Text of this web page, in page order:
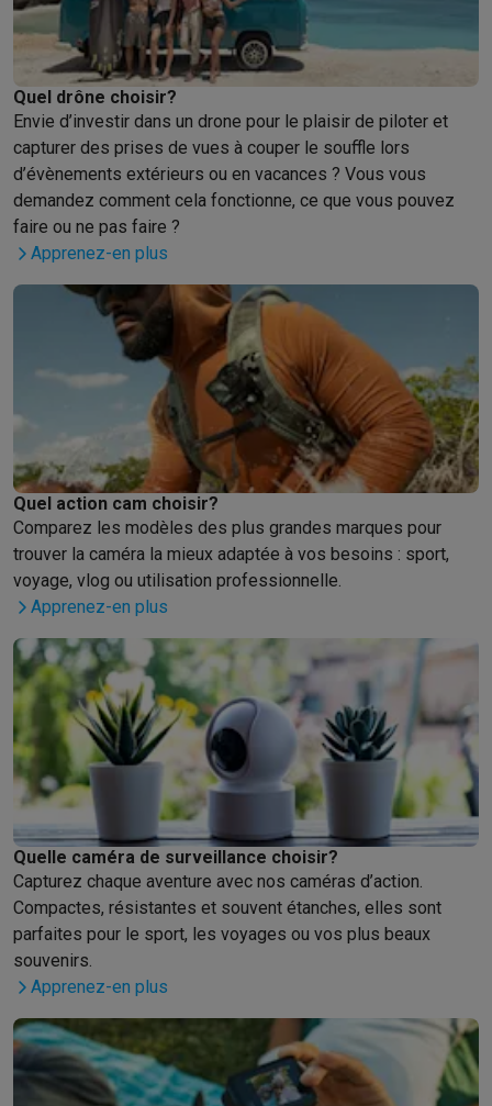
Info & actions
SoldesToutes les soldesSoldes gros électroSoldes petit
ActionsDeals du momentPromotionsCashbacks
Voici pourquoi choisir Krëfel
Installation à domicileInstallation gros électroInstallation
Modes de paiement Gift card ÉcochèquesAcheter à crédit
Service clientRéparation de votre appareil Vérifiez votre heure
Gros électro & encastrable
Trouvez votre machine à laver
Petit électro
Beauté & santé
Télévision & Audio
Sport & Loisirs
Choisir une montre connectée
Choisir une
Toutes nos offres outletOutlet multimedia & téléphonie
Quel drône choisir?
Envie d’investir dans un drone pour le plaisir de piloter et
capturer des prises de vues à couper le souffle lors
d’évènements extérieurs ou en vacances ? Vous vous
demandez comment cela fonctionne, ce que vous pouvez
faire ou ne pas faire ?
Apprenez-en plus
Quel action cam choisir?
Comparez les modèles des plus grandes marques pour
trouver la caméra la mieux adaptée à vos besoins : sport,
voyage, vlog ou utilisation professionnelle.
Apprenez-en plus
Quelle caméra de surveillance choisir?
Capturez chaque aventure avec nos caméras d’action.
Compactes, résistantes et souvent étanches, elles sont
parfaites pour le sport, les voyages ou vos plus beaux
souvenirs.
Apprenez-en plus